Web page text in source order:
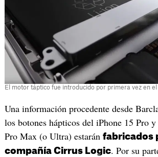
El motor táptico fue introducido por primera vez en
Una información procedente desde
los botones hápticos del iPhone 15 Pro
Pro Max (o Ultra) estarán fabricados
compañía Cirrus Logic. Por su